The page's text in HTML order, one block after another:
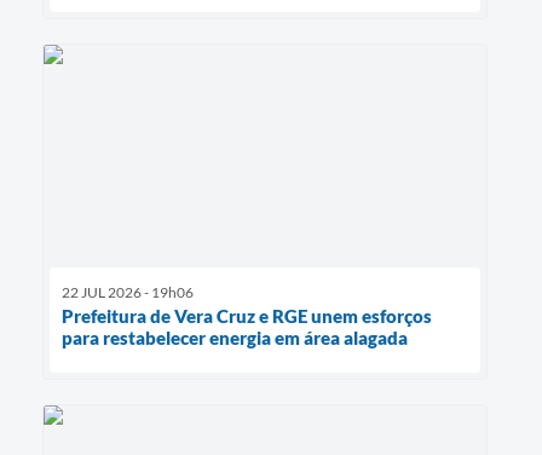
22 JUL 2026 - 19h06
Prefeitura de Vera Cruz e RGE unem esforços
para restabelecer energia em área alagada